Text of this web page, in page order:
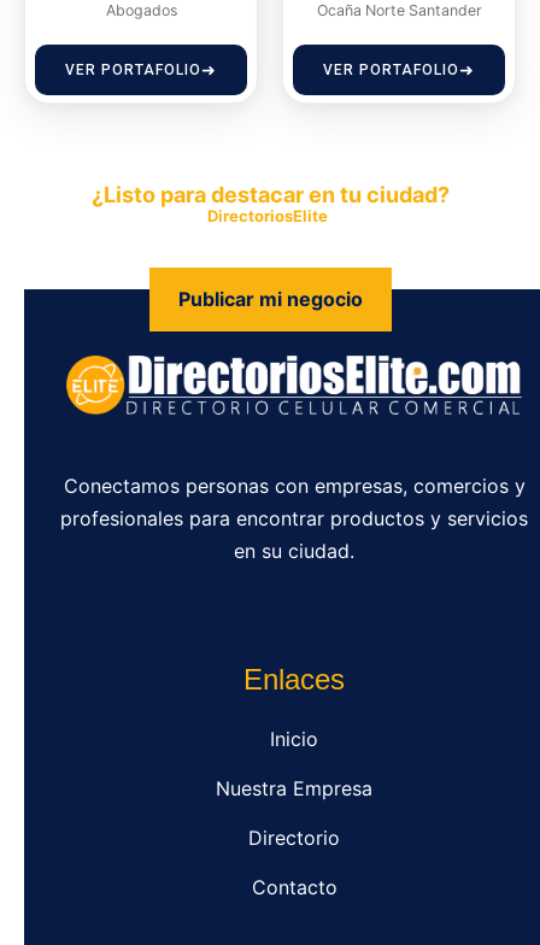
Abogados
VER PORTAFOLIO
Ocaña Norte Santander
VER PORTAFOLIO
¿Listo para destacar en tu ciudad?
DirectoriosElite
Publicar mi negocio
Conectamos personas con empresas, comercios y
profesionales para encontrar productos y servicios
en su ciudad.
Enlaces
Inicio
Nuestra Empresa
Directorio
Contacto